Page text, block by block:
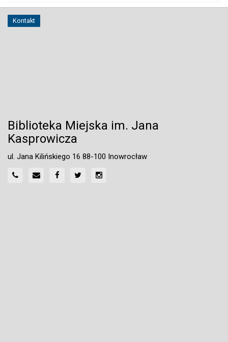
Kontakt
Biblioteka Miejska im. Jana
Kasprowicza
ul. Jana Kilińskiego 16 88-100 Inowrocław